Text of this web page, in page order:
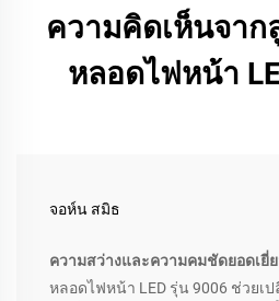
ความคิดเห็นจาก
หลอดไฟหน้า
จอห์น สมิธ
ความสว่างและความคมชัดยอดเยี่
หลอดไฟหน้า LED รุ่น 9006 ช่วยเ